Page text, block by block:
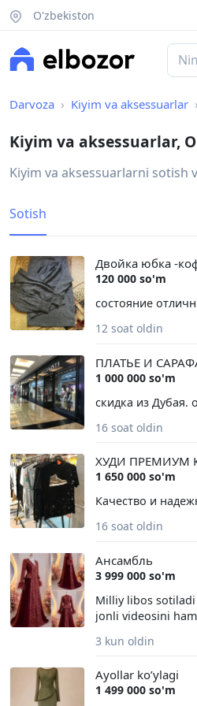
O'zbekiston
Darvoza Kiyim va aksessuarlar
Kiyim va aksessuarlar,
Kiyim va aksessuarlarni sotish
Sotish
Двойка юбка -
120 000 so'm
состояние
12 soat oldin
ПЛАТЬЕ И
1 000 000 so'm
скидка из Дубая.
16 soat oldin
ХУДИ ПРЕМИУМ
1 650 000 so'm
Качество и
16 soat oldin
Ансамбль
3 999 000 so'm
Milliy libos
jonli videosini
3 kun oldin
Ayollar ko’ylagi
1 499 000 so'm